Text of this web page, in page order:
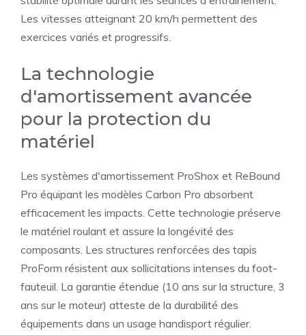
Les vitesses atteignant 20 km/h permettent des
exercices variés et progressifs.
La technologie
d'amortissement avancée
pour la protection du
matériel
Les systèmes d'amortissement ProShox et ReBound
Pro équipant les modèles Carbon Pro absorbent
efficacement les impacts. Cette technologie préserve
le matériel roulant et assure la longévité des
composants. Les structures renforcées des tapis
ProForm résistent aux sollicitations intenses du foot-
fauteuil. La garantie étendue (10 ans sur la structure, 3
ans sur le moteur) atteste de la durabilité des
équipements dans un usage handisport régulier.